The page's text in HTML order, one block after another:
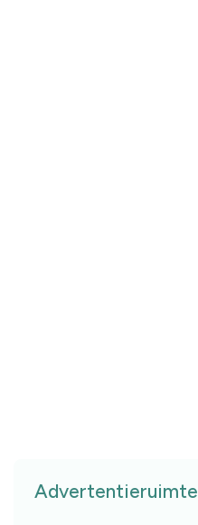
Advertentieruimte